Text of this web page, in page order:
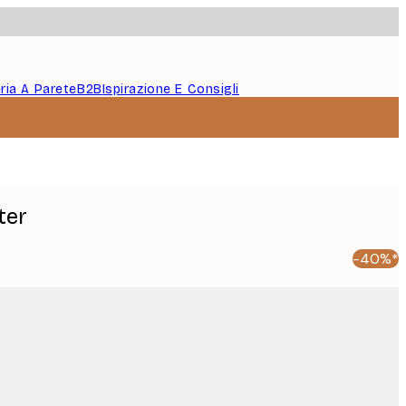
A PareteB2BIspirazione E Consigli
-40%*